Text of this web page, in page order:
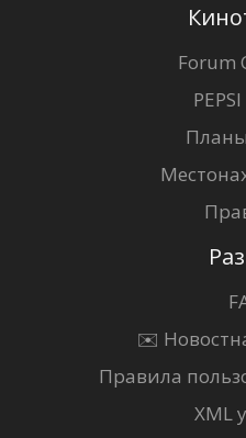
Forum
✉️
Правила
XML